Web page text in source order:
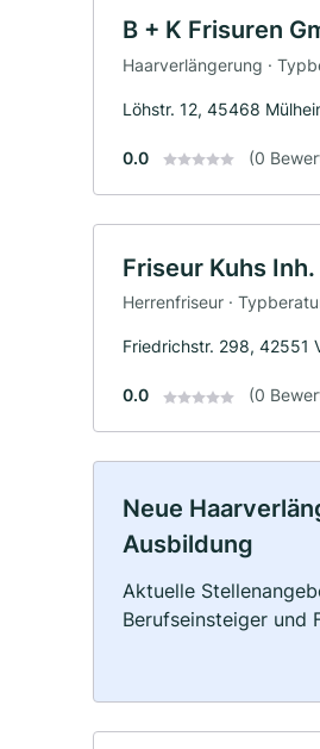
B + K Frisuren
Haarverlängerung ·
Löhstr. 12, 45468
0.0 (0
Friseur Kuhs
Herrenfriseur ·
Friedrichstr. 298, 42551
0.0 (0
Neue
Ausbildung
Aktuelle
Berufseinsteiger und